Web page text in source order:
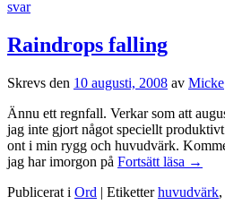
svar
Raindrops falling
Skrevs den 10 augusti, 2008 av Micke
Ännu ett regnfall. Verkar som att
jag inte gjort något speciellt
ont i min rygg och huvudvärk.
jag har imorgon på Fortsätt läsa →
Publicerat i Ord | Etiketter huvudvärk,